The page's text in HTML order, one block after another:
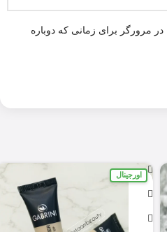
مرورگر برای زمانی که دوباره
اورجینال